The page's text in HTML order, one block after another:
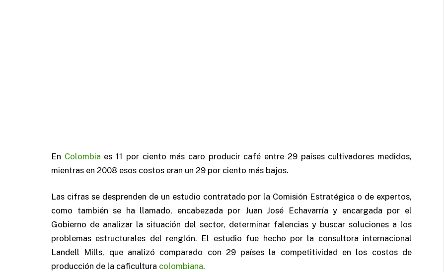
En Colombia es 11 por ciento más caro producir café entre 29 países cultivadores medidos,
mientras en 2008 esos costos eran un 29 por ciento más bajos.
Las cifras se desprenden de un estudio contratado por la Comisión Estratégica o de expertos,
como también se ha llamado, encabezada por Juan José Echavarría y encargada por el
Gobierno de analizar la situación del sector, determinar falencias y buscar soluciones a los
problemas estructurales del renglón. El estudio fue hecho por la consultora internacional
Landell Mills, que analizó comparado con 29 países la competitividad en los costos de
producción de la caficultura colombiana.